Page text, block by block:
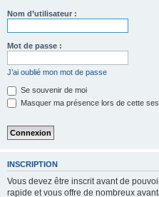
Nom d’utilisateur :
Mot de passe :
J’ai oublié mon mot de passe
Se souvenir de moi
Masquer ma présence lors de cette
INSCRIPTION
Vous devez être inscrit avant de
rapide et vous offre de nombreux